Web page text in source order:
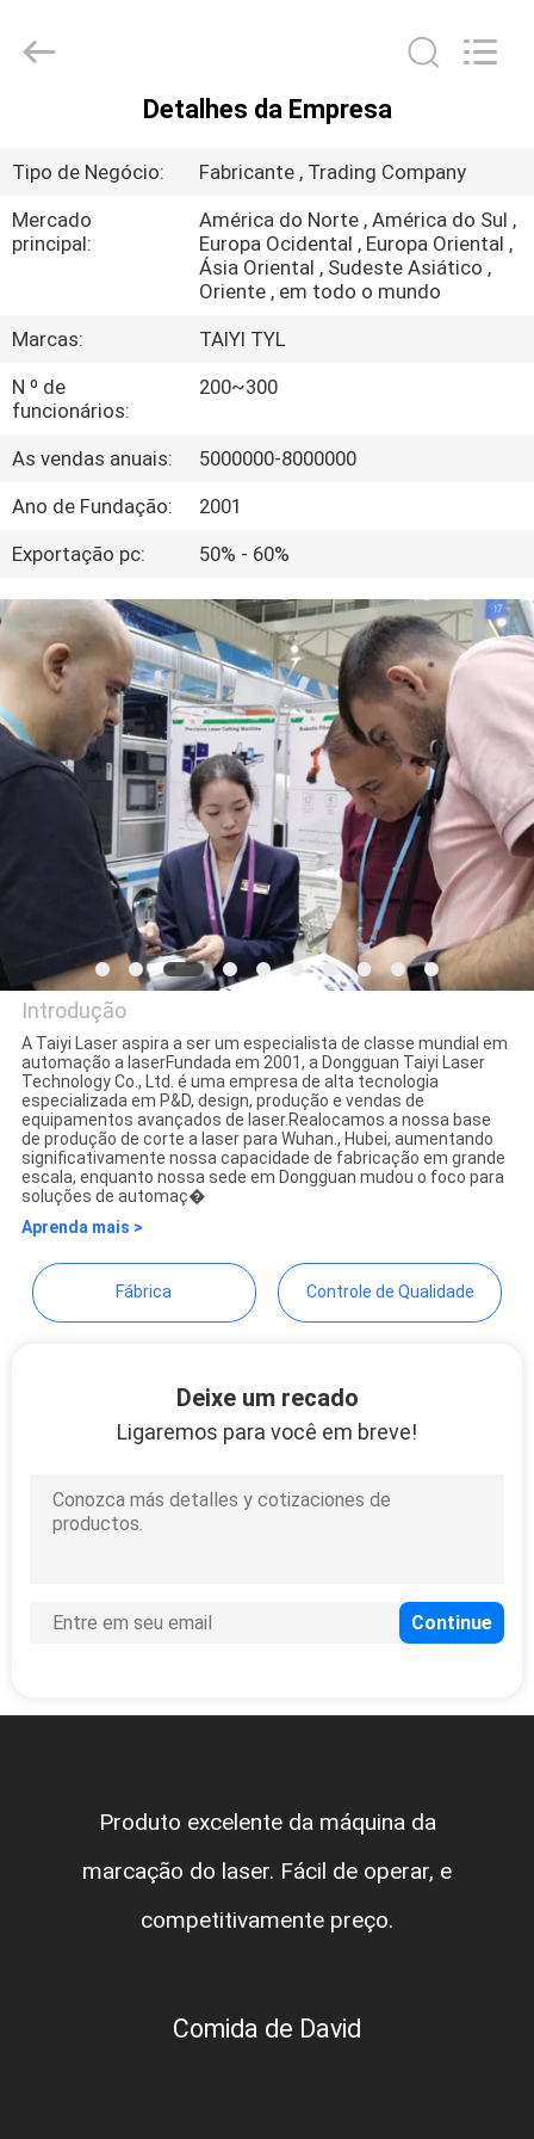
PRODUTOS
SOBRE
NÓS
VISITA
À
FÁBRICA
CONTATE-
NOS
NOTÍCIA
SOLUÇÃO
SITE
PRIVACY
POLICY
Technology
Company
Detalhes da Empresa
Tipo de Negócio:
Fabricante , Trading Company
Mercado
principal:
América do Norte , América do Sul ,
Europa Ocidental , Europa Oriental ,
Ásia Oriental , Sudeste Asiático ,
Oriente , em todo o mundo
Marcas:
TAIYI TYL
N º de
funcionários:
200~300
As vendas anuais:
5000000-8000000
Ano de Fundação:
2001
Exportação pc:
50% - 60%
Taiyi Laser Technology
Company Limited
Introdução
A Taiyi Laser aspira a ser um especialista de classe mundial em
automação a laserFundada em 2001, a Dongguan Taiyi Laser
Technology Co., Ltd. é uma empresa de alta tecnologia
especializada em P&D, design, produção e vendas de
equipamentos avançados de laser.Realocamos a nossa base
de produção de corte a laser para Wuhan., Hubei, aumentando
significativamente nossa capacidade de fabricação em grande
escala, enquanto nossa sede em Dongguan mudou o foco para
soluções de automaç�
Aprenda mais >
Fábrica Controle de Qualidade
Deixe um recado
Ligaremos para você em breve!
Produto excelente da máquina da
marcação do laser. Fácil de operar, e
competitivamente preço.
Comida de David